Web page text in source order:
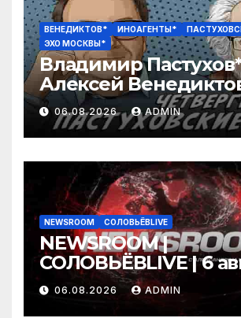
ВЕНЕДИКТОВ* ИНОАГЕНТЫ*
ЭХО МОСКВЫ*
Владимир
Алексей
Пастуховские
06.08.26
06.08.2026 ADMIN
NEWSROOM СОЛОВЬЁВLIVE
NEWSROOM |
СОЛОВЬЁВLIVE | 6
2026 года
06.08.2026 ADMIN